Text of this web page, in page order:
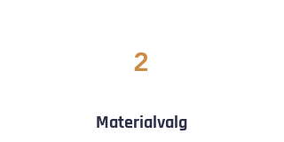
2
Materialvalg